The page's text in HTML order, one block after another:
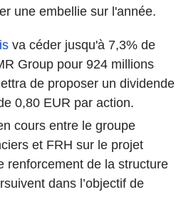
une embellie sur l'année.
va céder jusqu'à 7,3% de
Group pour 924 millions
de proposer un dividende
0,80 EUR par action.
cours entre le groupe
et FRH sur le projet
renforcement de la structure
dans l’objectif de